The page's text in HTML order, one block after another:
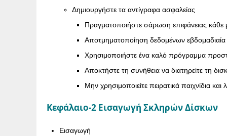
Δημιουργήστε τα αντίγραφα ασφαλείας
Πραγματοποιήστε σάρωση επιφάνειας κάθε
Αποτμηματοποίηση δεδομένων εβδομαδιαία
Χρησιμοποιήστε ένα καλό πρόγραμμα
Αποκτήστε τη συνήθεια να διατηρείτε τη
Μην χρησιμοποιείτε πειρατικά παιχνίδια και
Κεφάλαιο-2 Εισαγωγή Σκληρών Δίσκων
Εισαγωγή